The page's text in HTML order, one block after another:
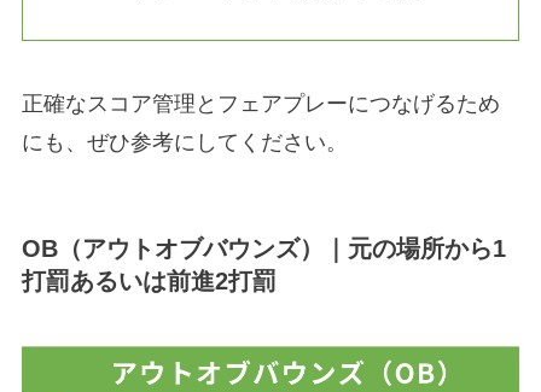
正確なスコア管理とフェアプレーにつなげるため
にも、ぜひ参考にしてください。
OB（アウトオブバウンズ）｜元の場所から1
打罰あるいは前進2打罰